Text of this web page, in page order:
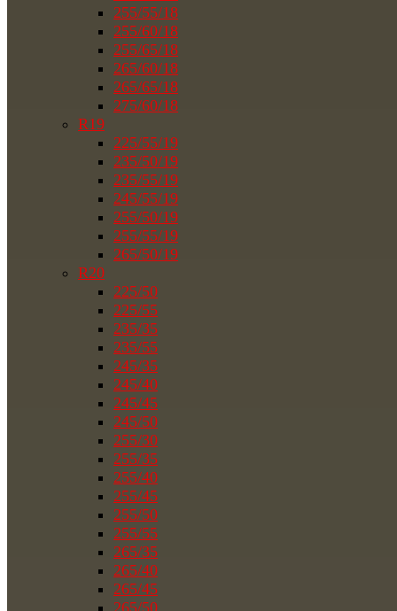
255/55/18
255/60/18
255/65/18
265/60/18
265/65/18
275/60/18
R19
225/55/19
235/50/19
235/55/19
245/55/19
255/50/19
255/55/19
265/50/19
R20
225/50
225/55
235/35
235/55
245/35
245/40
245/45
245/50
255/30
255/35
255/40
255/45
255/50
255/55
265/35
265/40
265/45
265/50